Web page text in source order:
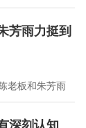
芳雨力挺到
老板和朱芳雨
深刻认知